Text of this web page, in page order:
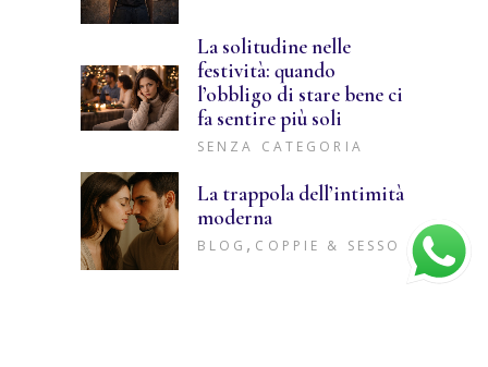
La solitudine nelle
festività: quando
l’obbligo di stare bene ci
fa sentire più soli
SENZA CATEGORIA
La trappola dell’intimità
moderna
BLOG , COPPIE & SESSO